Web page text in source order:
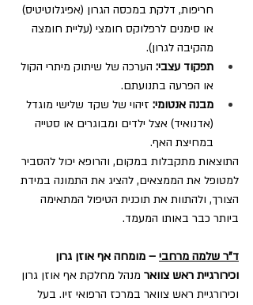
חריפות, דלקת במכסה הגרון (אפיגלוטיטיס)
או סימנים לרפלוקס חומצי (עליית חומצה
מהקיבה לגרון).
תפקוד עצבי: הערכה של שיתוק מיתרי הקול
או הפרעה בתנועתם.
מבנה אנטומי: זיהוי של שקד שלישי מוגדל
(אדנואיד) אצל ילדים ומבוגרים או סטייה
במחיצת האף.
התוצאות מתקבלות במקום, והרופא יכול להסביר
למטופל את הממצאים, להציג את התמונה במידת
הצורך, ולהתוות את תוכנית הטיפול המתאימה
ביותר כבר באותו המעמד.
ד"ר שלמה מרחבי – מומחה אף אוזן גרון
וכירורגיית ראש צוואר מנהל מחלקת אף אוזן גרון
וכירורגיית ראש צוואר במרכז הרפואי זיו. בעל